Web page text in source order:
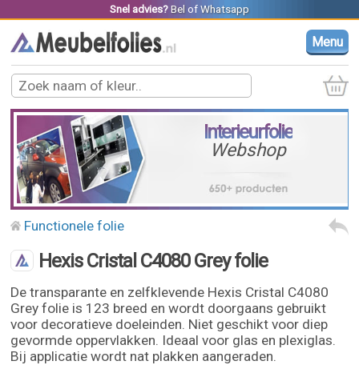
Snel advies? Belof Whatsapp
Menu
Interieurfolie
Webshop
Functionele folie
Hexis Cristal C4080 Grey folie
De transparante en zelfklevende Hexis Cristal C4080
Grey folie is 123 breed en wordt doorgaans gebruikt
voor decoratieve doeleinden. Niet geschikt voor diep
gevormde oppervlakken. Ideaal voor glas en plexiglas.
Bij applicatie wordt nat plakken aangeraden.